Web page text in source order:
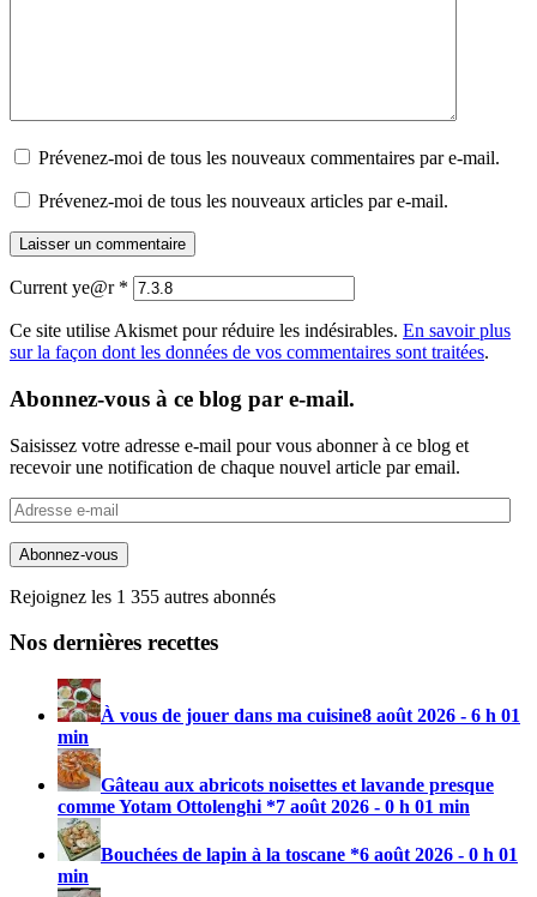
Prévenez-moi de tous les nouveaux commentaires par e-mail.
Prévenez-moi de tous les nouveaux articles par e-mail.
Current ye@r *
Ce site utilise Akismet pour réduire les indésirables. En savoir plus
sur la façon dont les données de vos commentaires sont traitées.
Abonnez-vous à ce blog par e-mail.
Saisissez votre adresse e-mail pour vous abonner à ce blog et
recevoir une notification de chaque nouvel article par email.
Adresse
e-
mail
Abonnez-vous
Rejoignez les 1 355 autres abonnés
Nos dernières recettes
À vous de jouer dans ma cuisine8 août 2026 - 6 h 01
min
Gâteau aux abricots noisettes et lavande presque
comme Yotam Ottolenghi *7 août 2026 - 0 h 01 min
Bouchées de lapin à la toscane *6 août 2026 - 0 h 01
min